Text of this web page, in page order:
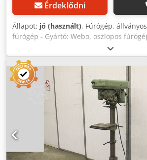
Érdeklődni
Állapot: jó (használt), Fúrógép,
fúrógép - Gyártó: Webo, oszlopos
- Meghajtás: lapos szíjjal - Asztal
Fúrótokmány: 0 - 10 mm/B12 -
150 mm - Oszlop átmérő: 80 mm
Méretek: 500/700/M1800 mm - Súly: 244